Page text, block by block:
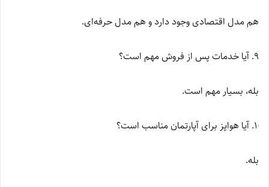
هم مدل اقتصادی وجود دارد و هم مدل حرفه‌ای.
آیا خدمات پس از فروش مهم است؟
بله، بسیار مهم است.
آیا هواپز برای آپارتمان مناسب است؟
بله.